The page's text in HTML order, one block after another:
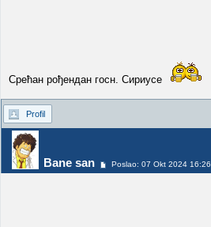
Срећан рођендан госн. Сириусе
Profil
Bane san Poslao: 07 Okt 2024 16:26